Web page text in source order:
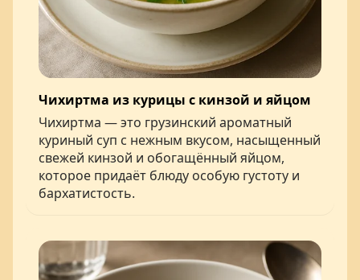
Чихиртма из курицы с кинзой и яйцом
Чихиртма — это грузинский ароматный
куриный суп с нежным вкусом, насыщенный
свежей кинзой и обогащённый яйцом,
которое придаёт блюду особую густоту и
бархатистость.